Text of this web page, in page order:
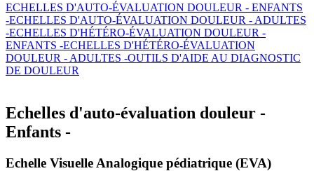
ECHELLES D'AUTO-ÉVALUATION DOULEUR - ENFANTS
-ECHELLES D'AUTO-ÉVALUATION DOULEUR - ADULTES
-ECHELLES D'HÉTÉRO-ÉVALUATION DOULEUR -
ENFANTS -ECHELLES D'HÉTÉRO-ÉVALUATION
DOULEUR - ADULTES -OUTILS D'AIDE AU DIAGNOSTIC
DE DOULEUR
Echelles d'auto-évaluation douleur -
Enfants -
Echelle Visuelle Analogique pédiatrique (EVA)